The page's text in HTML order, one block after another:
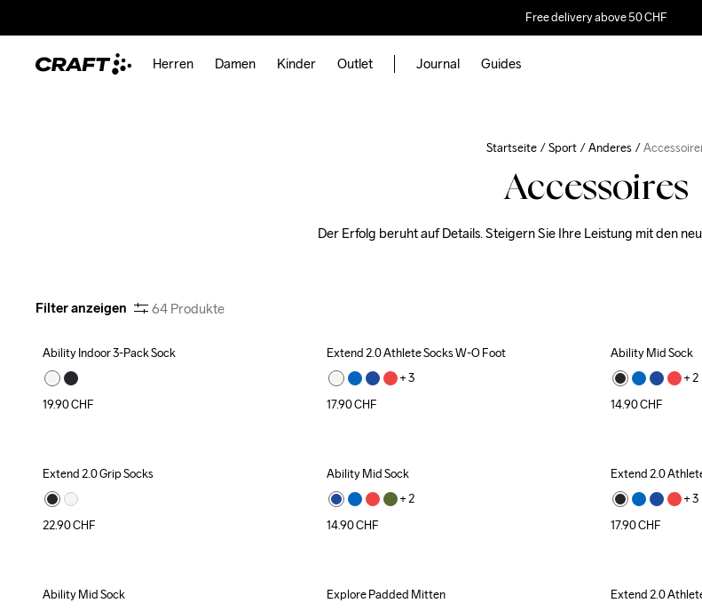
Free delivery above 50 CHF
Herren Damen Kinder Outlet Journal Guides
Startseite Sport Anderes
Accessoires
Der Erfolg beruht auf Details. Steigern Sie Ihre Leistung mit den
Filter anzeigen 64 Produkte
Ability Indoor 3-Pack Sock
19.90CHF
Extend 2.0 Athlete Socks W-O Foot
+ 3
17.90CHF
Ability Mid Sock
+ 2
14.90CHF
Extend 2.0 Grip Socks
22.90CHF
Ability Mid Sock
+ 2
14.90CHF
Extend 2.0
+ 3
17.90CHF
Ability Mid Sock
Explore Padded Mitten
Extend 2.0